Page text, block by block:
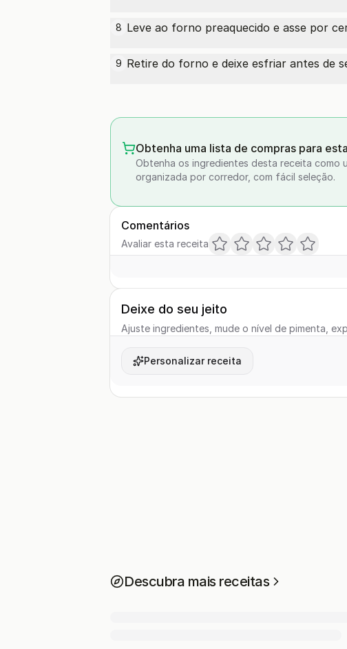
8 Leve ao forno preaquecido e asse por
9 Retire do forno e deixe esfriar antes de
Obtenha uma lista de compras para
Obtenha os ingredientes desta receita como
organizada por corredor, com fácil seleção.
Comentários
Avaliar esta receita
Deixe do seu jeito
Ajuste ingredientes, mude o nível de pimenta,
Personalizar receita
Descubra mais receitas